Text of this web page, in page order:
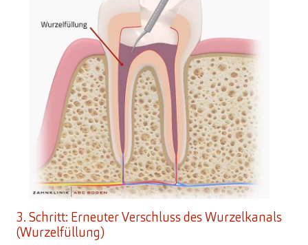
3. Schritt: Erneuter Verschluss des Wurzelkanals
(Wurzelfüllung)